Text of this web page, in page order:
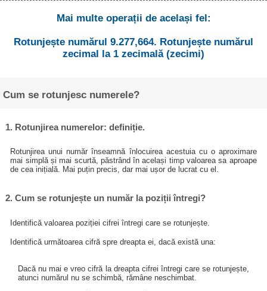
Mai multe operații de același fel:
Rotunjește numărul 9.277,664. Rotunjește numărul
zecimal la 1 zecimală (zecimi)
Cum se rotunjesc numerele?
1. Rotunjirea numerelor: definiție.
Rotunjirea unui număr înseamnă înlocuirea acestuia cu o aproximare
mai simplă și mai scurtă, păstrând în același timp valoarea sa aproape
de cea inițială. Mai puțin precis, dar mai ușor de lucrat cu el.
2. Cum se rotunjește un număr la poziții întregi?
Identifică valoarea poziției cifrei întregi care se rotunjește.
Identifică următoarea cifră spre dreapta ei, dacă există una:
Dacă nu mai e vreo cifră la dreapta cifrei întregi care se rotunjește,
atunci numărul nu se schimbă, rămâne neschimbat.